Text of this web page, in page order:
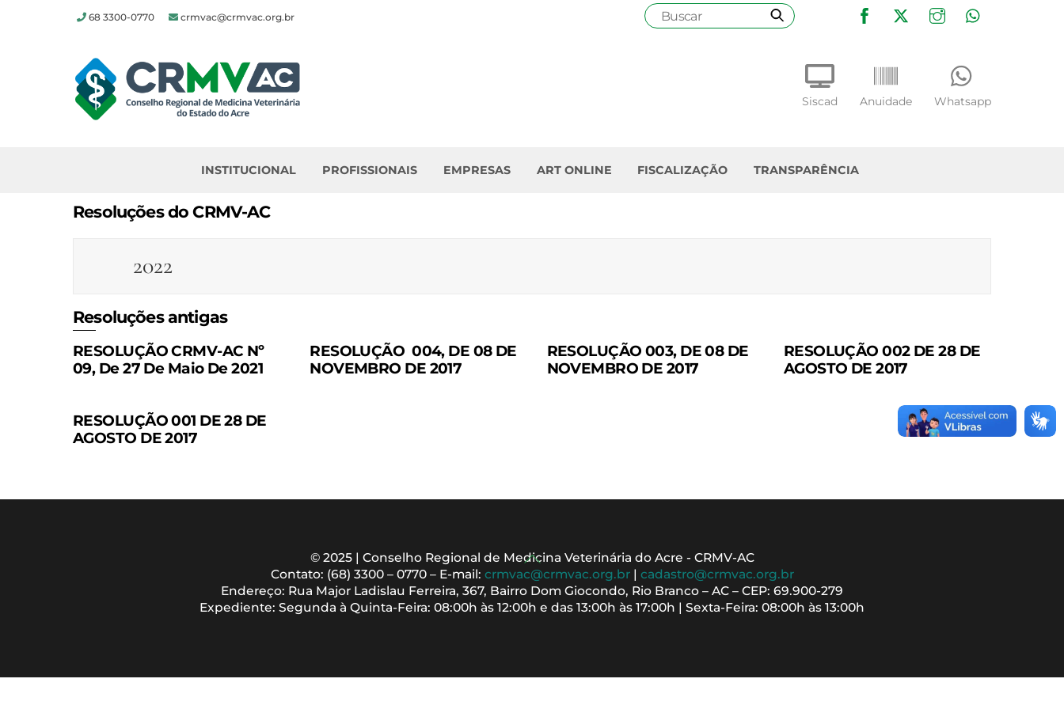
INSTITUCIONAL PROFISSIONAIS EMPRESAS ART ONLINE FISCALIZAÇÃO TRANSPARÊNCIA
Siscad Anuidade Whatsapp
68 3300-0770 crmvac@crmvac.org.br
FacebookTwitter Instagram
Resoluções do CRMV-AC
2022
Resoluções antigas
RESOLUÇÃO CRMV-AC Nº
09, De 27 De Maio De 2021
RESOLUÇÃO 004, DE 08 DE
NOVEMBRO DE 2017
RESOLUÇÃO 003, DE 08 DE
NOVEMBRO DE 2017
RESOLUÇÃO 002 DE 28 DE
AGOSTO DE 2017
RESOLUÇÃO 001 DE 28 DE
AGOSTO DE 2017
Back
To
Top
© 2025 | Conselho Regional de Medicina Veterinária do Acre - CRMV-AC
Contato: (68) 3300 – 0770 – E-mail: crmvac@crmvac.org.br| cadastro@crmvac.org.br
Endereço: Rua Major Ladislau Ferreira, 367, Bairro Dom Giocondo, Rio Branco – AC – CEP: 69.900-279
Expediente: Segunda à Quinta-Feira: 08:00h às 12:00h e das 13:00h às 17:00h | Sexta-Feira: 08:00h às 13:00h